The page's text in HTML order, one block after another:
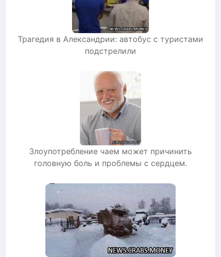
Трагедия в Александрии: автобус с туристами
подстрелили
Злоупотребление чаем может причинить
головную боль и проблемы с сердцем.